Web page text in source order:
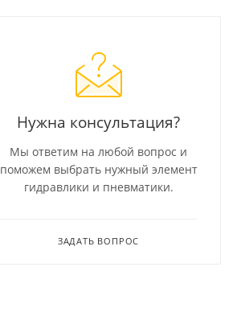
Нужна консультация?
Мы ответим на любой вопрос и
поможем выбрать нужный элемент
гидравлики и пневматики.
ЗАДАТЬ ВОПРОС